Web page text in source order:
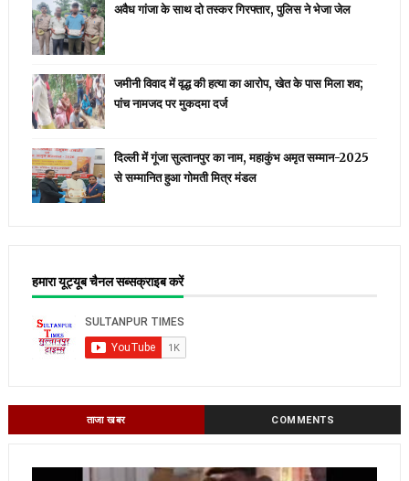
अवैध गांजा के साथ दो तस्कर गिरफ्तार, पुलिस ने भेजा जेल
जमीनी विवाद में वृद्ध की हत्या का आरोप, खेत के पास मिला शव;
पांच नामजद पर मुकदमा दर्ज
दिल्ली में गूंजा सुल्तानपुर का नाम, महाकुंभ अमृत सम्मान-2025
से सम्मानित हुआ गोमती मित्र मंडल
हमारा यूट्यूब चैनल सब्सक्राइब करें
ताजा खबर COMMENTS